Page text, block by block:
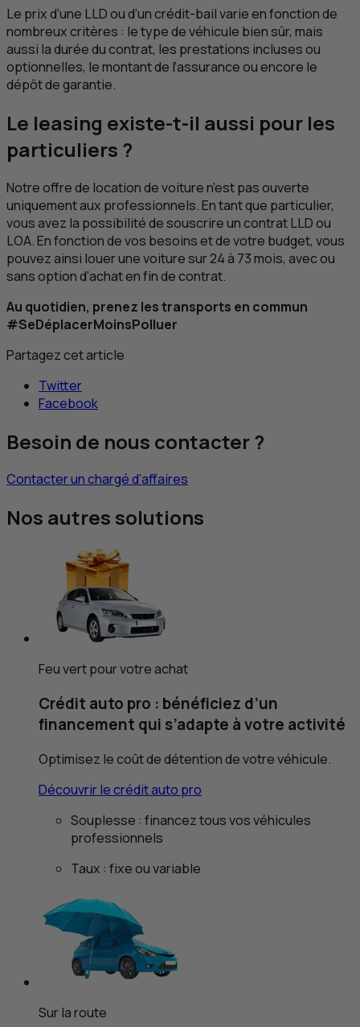
Le prix d’une LLDou d’un crédit-bail varie en fonction de
nombreux critères : le type de véhicule bien sûr, mais
aussi la durée du contrat, les prestations incluses ou
optionnelles, le montant de l’assurance ou encore le
dépôt de garantie.
Le leasing existe-t-il aussi pour les
particuliers ?
Notre offre de location de voiture n’est pas ouverte
uniquement aux professionnels. En tant que particulier,
vous avez la possibilité de souscrire un contratLLDou
LOA. En fonction de vos besoins et de votre budget, vous
pouvez ainsi louer une voiture sur 24 à 73 mois, avec ou
sans option d’achat en fin de contrat.
Au quotidien, prenez les transports en commun
#SeDéplacerMoinsPolluer
Partagez cet article
Twitter
Facebook
Besoin de nous contacter ?
Contacter un chargé d’affaires
Nos autres solutions
Feu vert pour votre achat
Crédit auto pro : bénéficiez d’un
financement qui s’adapte à votre activité
Optimisez le coût de détention de votre véhicule.
Découvrir le crédit auto pro
Souplesse : financez tous vos véhicules
professionnels
Taux : fixe ou variable
Sur la route